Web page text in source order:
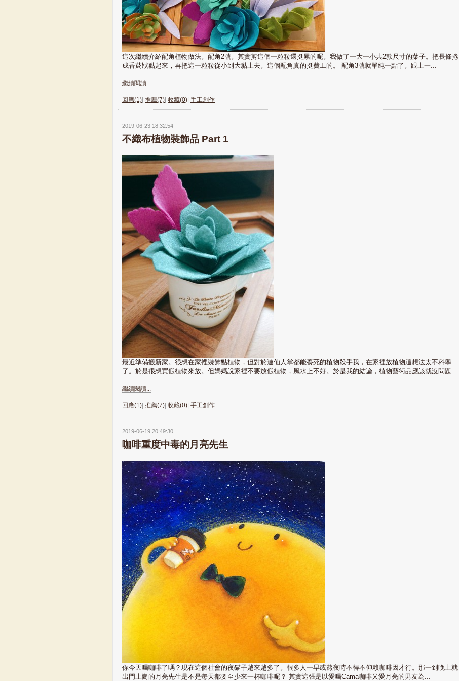
這次繼續介紹配角植物做法。配角2號。其實剪這個一粒粒還挺累的呢。我做了一大一小共2款尺寸的葉子。把長條捲
成香菸狀黏起來，再把這一粒粒從小到大黏上去。這個配角真的挺費工的。 配角3號就單純一點了。跟上一...
繼續閱讀...
回應(1) 推薦(7) 收藏(0) 手工創作
2019-06-23 18:32:54
不織布植物裝飾品 Part 1
最近準備搬新家。很想在家裡裝飾點植物，但對於連仙人掌都能養死的植物殺手我，在家裡放植物這想法太不科學
了。於是很想買假植物來放。但媽媽說家裡不要放假植物，風水上不好。於是我的結論，植物藝術品應該就沒問題...
繼續閱讀...
回應(1) 推薦(7) 收藏(0) 手工創作
2019-06-19 20:49:30
咖啡重度中毒的月亮先生
你今天喝咖啡了嗎？現在這個社會的夜貓子越來越多了。很多人一早或熬夜時不得不仰賴咖啡因才行。那一到晚上就
出門上崗的月亮先生是不是每天都要至少來一杯咖啡呢？ 其實這張是以愛喝Cama咖啡又愛月亮的男友為...